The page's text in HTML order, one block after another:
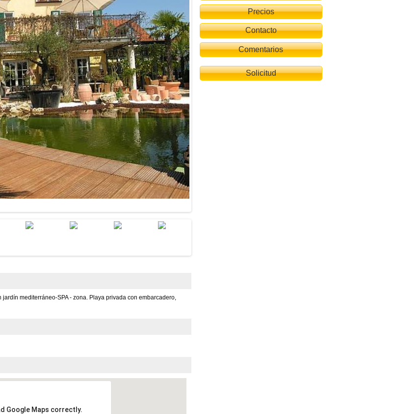
mediterráneo-SPA - zona. Playa privada con embarcadero,
Google Maps correctly.
Precios
Contacto
Comentarios
Solicitud